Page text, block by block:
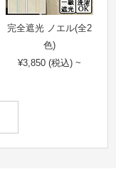
完全遮光 ノエル(全2
色)
¥3,850 (税込) ~